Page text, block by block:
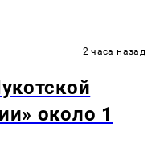
2 часа назад
около 1